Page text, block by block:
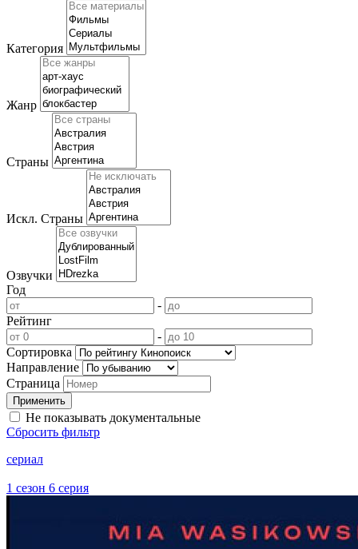
Категория
Жанр
Страны
Искл. Страны
Озвучки
Год
-
Рейтинг
-
Сортировка
Направление
Страница
Не показывать документальные
Сбросить фильтр
сериал
1 сезон 6 серия